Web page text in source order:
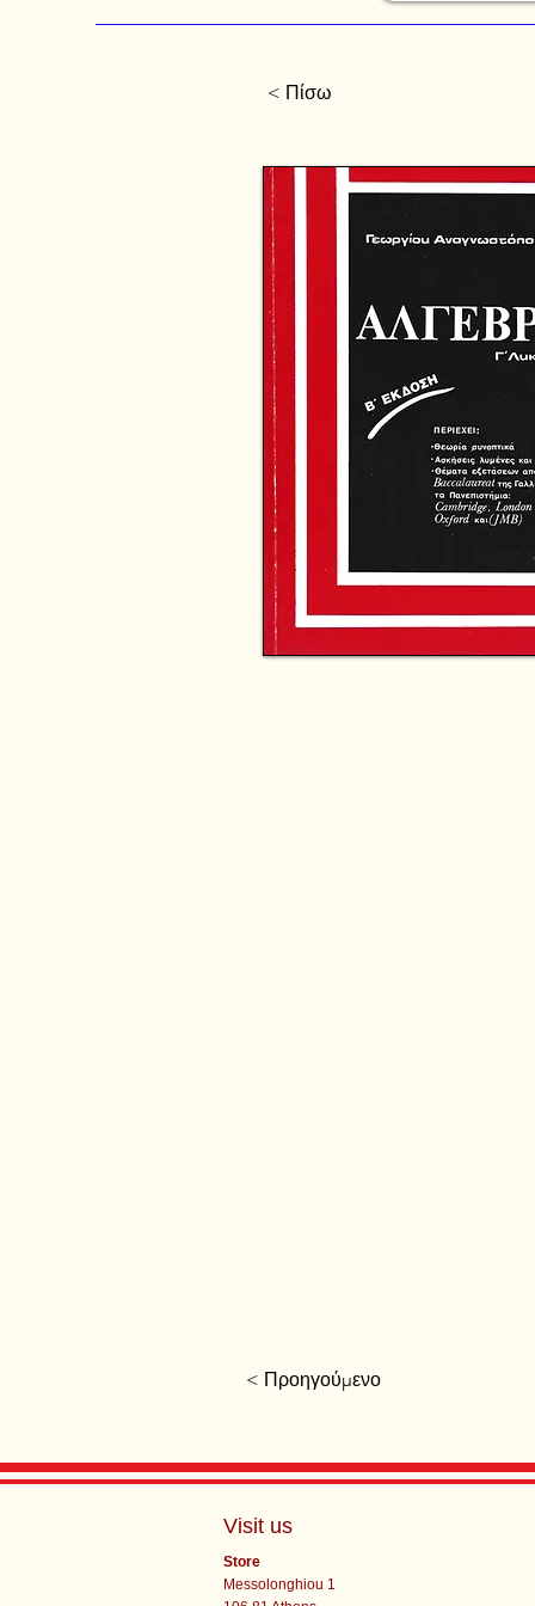
< Πίσω
< Προηγούμενο
Visit us
Store
Messolonghiou 1